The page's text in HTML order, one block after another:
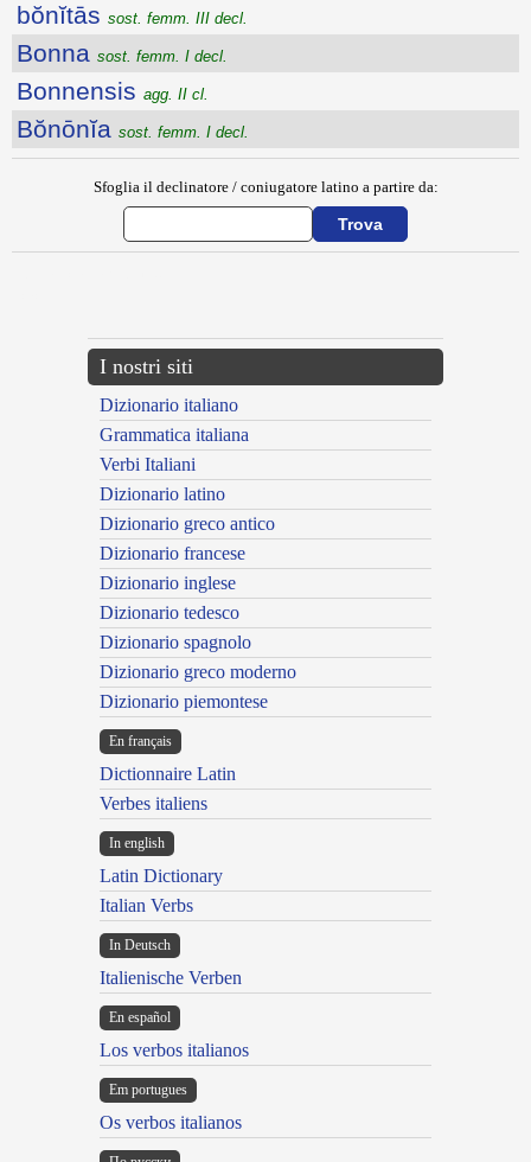
bŏnĭtās sost. femm. III decl.
Bonna sost. femm. I decl.
Bonnensis agg. II cl.
Bŏnōnĭa sost. femm. I decl.
Sfoglia il declinatore / coniugatore latino a partire da:
I nostri siti
Dizionario italiano
Grammatica italiana
Verbi Italiani
Dizionario latino
Dizionario greco antico
Dizionario francese
Dizionario inglese
Dizionario tedesco
Dizionario spagnolo
Dizionario greco moderno
Dizionario piemontese
En français
Dictionnaire Latin
Verbes italiens
In english
Latin Dictionary
Italian Verbs
In Deutsch
Italienische Verben
En español
Los verbos italianos
Em portugues
Os verbos italianos